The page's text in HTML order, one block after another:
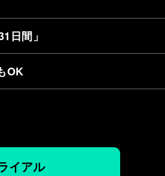
日間 」
OK
イアル